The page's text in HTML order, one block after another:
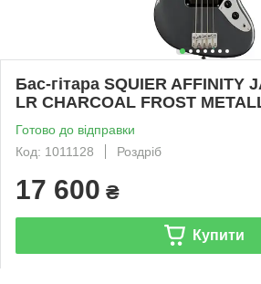
Бас-гітара SQUIER AFFINITY
LR CHARCOAL FROST
Готово до відправки
Код: 1011128
Роздріб
17 600 ₴
Купити